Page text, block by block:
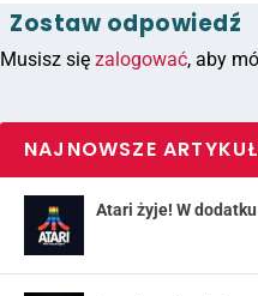
Zostaw odpowiedź
Musisz się zalogować, aby
NAJNOWSZE
Atari żyje! W